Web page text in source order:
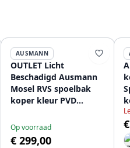
AUSMANN
OUTLET Licht
Beschadigd Ausmann
Mosel RVS spoelbak
koper kleur PVD
onderbouw
1208969710
Op voorraad
€ 299,00